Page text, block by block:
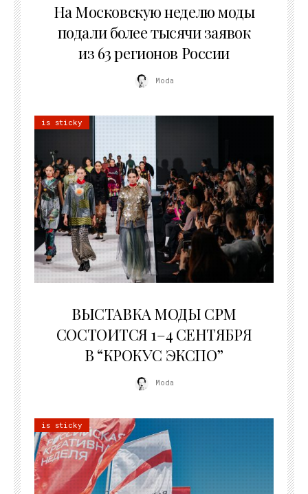
На Московскую неделю моды
подали более тысячи заявок
из 63 регионов России
Moda
is sticky
ВЫСТАВКА МОДЫ CPM
СОСТОИТСЯ 1–4 СЕНТЯБРЯ
В “КРОКУС ЭКСПО”
Moda
is sticky